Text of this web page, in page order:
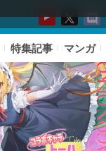
特集記事 マンガ